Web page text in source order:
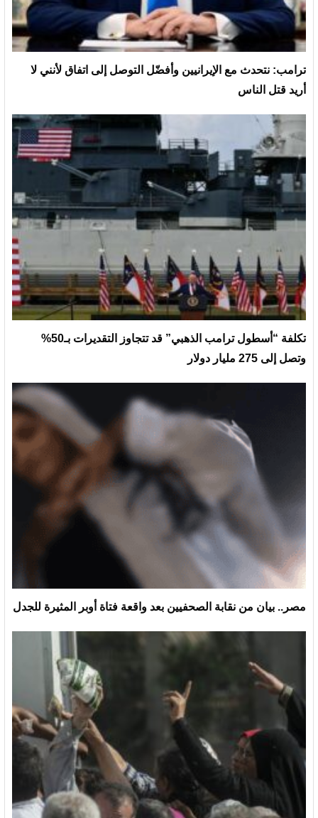
ترامب: نتحدث مع الإيرانيين وأفضّل التوصل إلى اتفاق لأنني لا
أريد قتل الناس
تكلفة “أسطول ترامب الذهبي” قد تتجاوز التقديرات بـ50%
وتصل إلى 275 مليار دولار
مصر.. بيان من نقابة الصحفيين بعد واقعة فتاة أوبر المثيرة للجدل